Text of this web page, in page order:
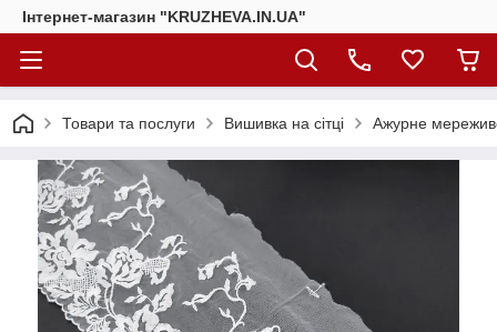
Інтернет-магазин "KRUZHEVA.IN.UA"
Товари та послуги Вишивка на сітці Ажурне